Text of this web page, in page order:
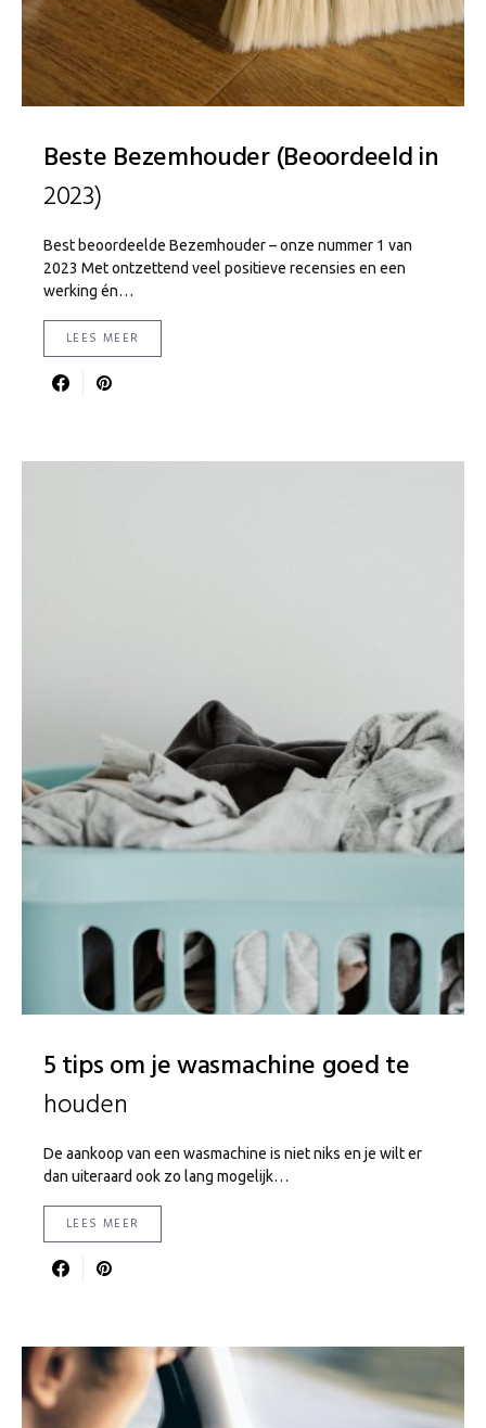
Beste Bezemhouder (Beoordeeld in
2023)
Best beoordeelde Bezemhouder – onze nummer 1 van
2023 Met ontzettend veel positieve recensies en een
werking én…
LEES MEER
5 tips om je wasmachine goed te
houden
De aankoop van een wasmachine is niet niks en je wilt er
dan uiteraard ook zo lang mogelijk…
LEES MEER